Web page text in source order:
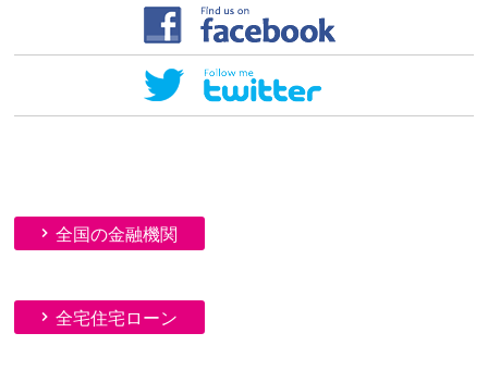
全国の金融機関
全宅住宅ローン